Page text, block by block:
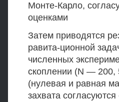
Монте-Карло,
оценками
Затем приводятся
равита-ционной
численных
скоплении (N — 200,
(нулевая и равная
захвата